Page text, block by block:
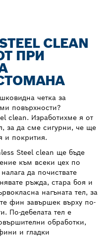
CLEAN
ПРИ
четка за
повърхности?
clean. Изработихме я от
за да сме сигурни, че ще
и покрития.
Steel clean ще бъде
към всеки цех по
да почиствате
ръжда, стара боя и
нагъната тел, за
фин завършек върху по-
По-дебелата тел е
обработки,
и гладки